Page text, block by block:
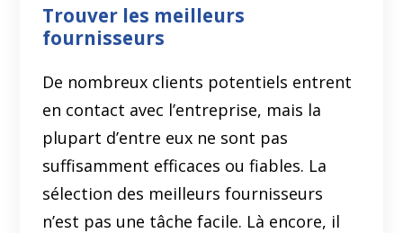
Trouver les meilleurs
fournisseurs
De nombreux clients potentiels entrent
en contact avec l’entreprise, mais la
plupart d’entre eux ne sont pas
suffisamment efficaces ou fiables. La
sélection des meilleurs fournisseurs
n’est pas une tâche facile. Là encore, il